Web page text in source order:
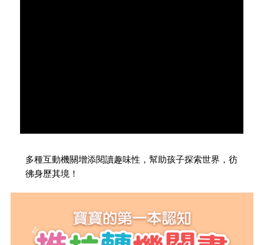
多種互動機關增添閱讀趣味性，幫助孩子探索世界，彷
彿身歷其境！